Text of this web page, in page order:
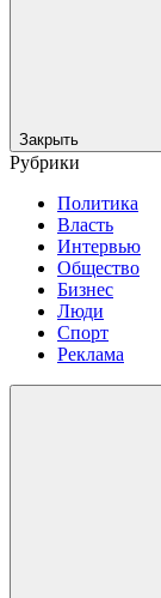
Закрыть
Рубрики
Политика
Власть
Интервью
Общество
Бизнес
Люди
Спорт
Реклама